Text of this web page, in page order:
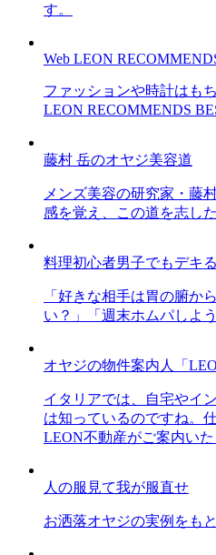
す。
Web LEON
ファッションや時計はも
LEON RECOMMENDS
藤村 岳のオヤジ美容道
メンズ美容の研究家・藤
感を覚え、この道を志し
料理初心者男子でもデキ
「好きな相手は胃の腑か
い？」「週末ホムパしよ
オヤジの物件案内人「
イタリアでは、自宅やイ
は知っているのですね。
LEON不動産がご案内いた
人の服見て我が服直せ
お洒落オヤジの実例をも